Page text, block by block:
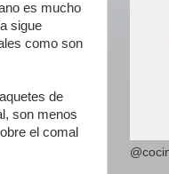
es mucho
sigue
como son
de
son menos
el comal